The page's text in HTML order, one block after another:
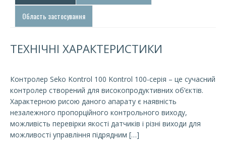
Область застосування
ТЕХНІЧНІ ХАРАКТЕРИСТИКИ
Контролер Seko Kontrol 100 Kontrol 100-серія – це сучасний
контролер створений для високопродуктивних об’єктів.
Характерною рисою даного апарату є наявність
незалежного пропорційного контрольного виходу,
можливість перевірки якості датчиків і різні виходи для
можливості управління підрядним […]